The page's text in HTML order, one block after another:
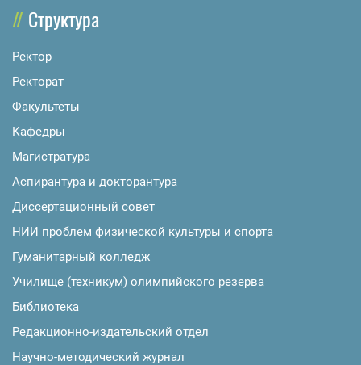
Структура
Ректор
Ректорат
Факультеты
Кафедры
Магистратура
Аспирантура и докторантура
Диссертационный совет
НИИ проблем физической культуры и спорта
Гуманитарный колледж
Училище (техникум) олимпийского резерва
Библиотека
Редакционно-издательский отдел
Научно-методический журнал